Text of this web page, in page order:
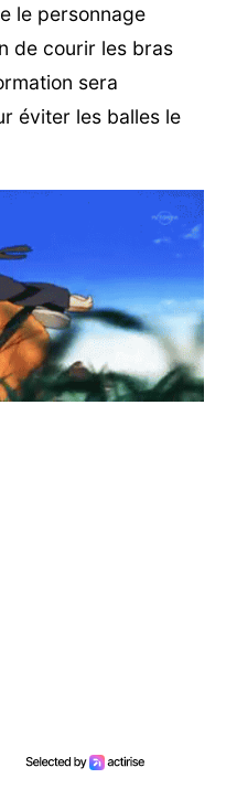
le personnage
de courir les bras
sera
éviter les balles le